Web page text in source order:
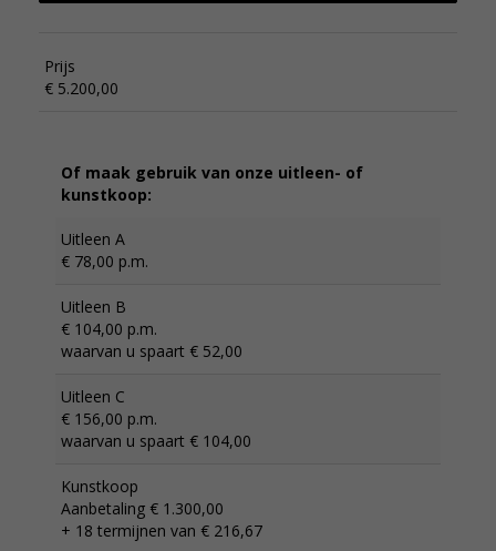
Prijs
€ 5.200,00
Of maak gebruik van onze uitleen- of
kunstkoop:
Uitleen A
€ 78,00 p.m.
Uitleen B
€ 104,00 p.m.
waarvan u spaart € 52,00
Uitleen C
€ 156,00 p.m.
waarvan u spaart € 104,00
Kunstkoop
Aanbetaling € 1.300,00
+ 18 termijnen van € 216,67